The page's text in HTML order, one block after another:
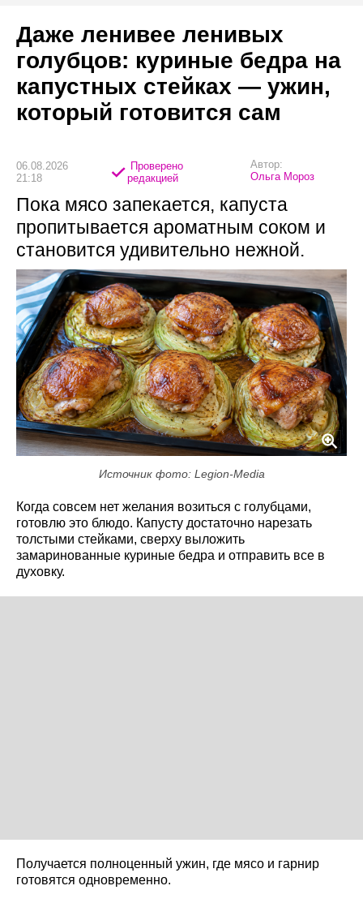
Даже ленивее ленивых
голубцов: куриные бедра на
капустных стейках — ужин,
который готовится сам
06.08.2026
21:18
Проверено
редакцией
Автор:
Ольга Мороз
Пока мясо запекается, капуста
пропитывается ароматным соком и
становится удивительно нежной.
Источник фото: Legion-Media
Когда совсем нет желания возиться с голубцами,
готовлю это блюдо. Капусту достаточно нарезать
толстыми стейками, сверху выложить
замаринованные куриные бедра и отправить все в
духовку.
Получается полноценный ужин, где мясо и гарнир
готовятся одновременно.